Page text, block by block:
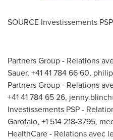
SOURCE Investissements PSP
Partners Group - Relations
Sauer, +41 41 784 66 60,
Partners Group - Relations
+41 41 784 65 26,
Investissements PSP -
Garofalo, +1 514 218-3795,
HealthCare - Relations avec